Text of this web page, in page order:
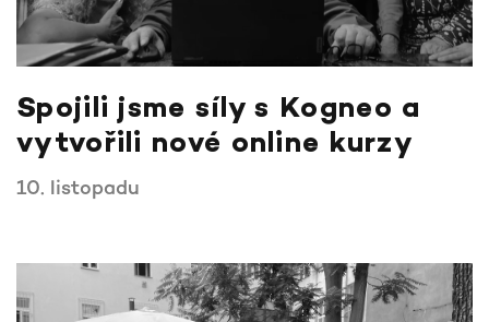
Spojili jsme síly s Kogneo a
vytvořili nové online kurzy
10. listopadu